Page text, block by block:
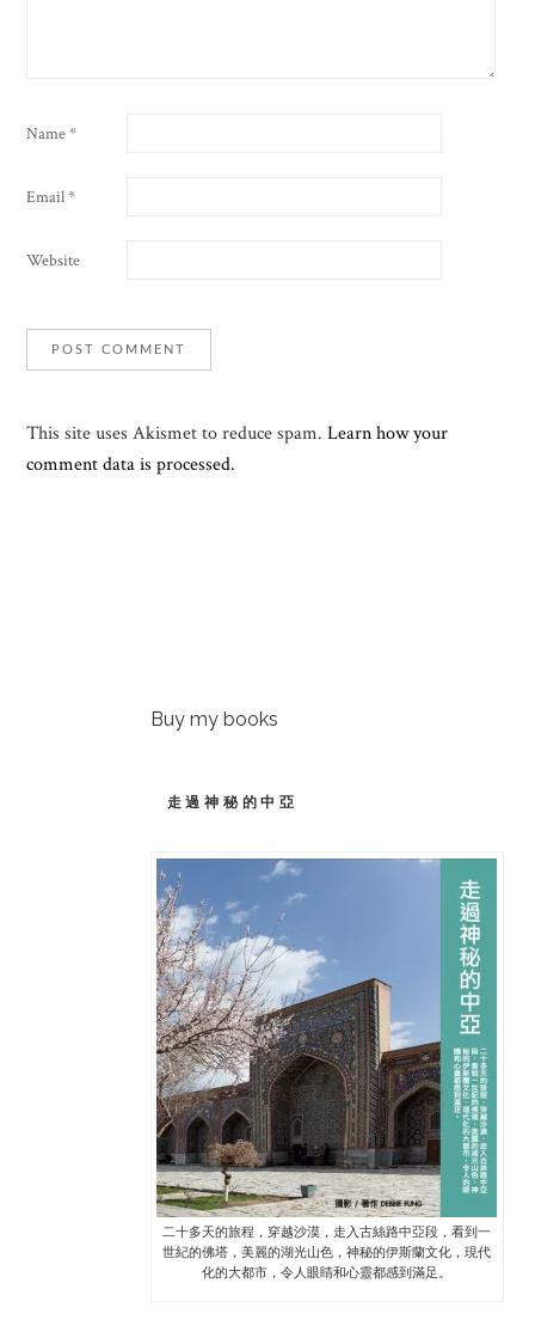
Name*
Email*
Website
This site uses Akismet to reduce spam.Learn how your
comment data is processed.
Buy my books
走過神秘的中亞
二十多天的旅程，穿越沙漠，走入古絲路中亞段，看到一
世紀的佛塔，美麗的湖光山色，神秘的伊斯蘭文化，現代
化的大都市，令人眼睛和心靈都感到滿足。